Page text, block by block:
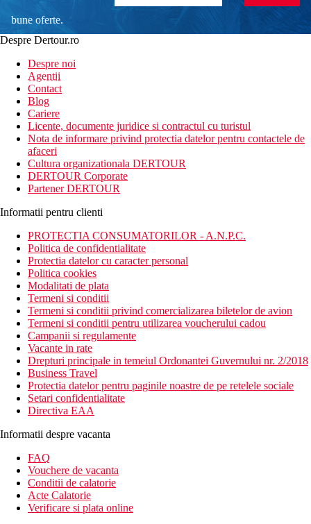
bune oferte.
newsletter!
Despre Dertour.ro
Despre noi
Agentii
Contact
Blog
Cariere
Licente, documente juridice si contractul cu turistul
Nota de informare privind protectia datelor pentru contactele de
afaceri
Cultura organizationala DERTOUR
DERTOUR Corporate
Partener DERTOUR
Informatii pentru clienti
PROTECTIA CONSUMATORILOR - A.N.P.C.
Politica de confidentialitate
Protectia datelor cu caracter personal
Politica cookies
Modalitati de plata
Termeni si conditii
Termeni si conditii privind comercializarea biletelor de avion
Termeni si conditii pentru utilizarea voucherului cadou
Campanii si regulamente
Vacante in rate
Drepturi principale in temeiul Ordonantei Guvernului nr. 2/2018
Business Travel
Protectia datelor pentru paginile noastre de pe retelele sociale
Setari confidentialitate
Directiva EAA
Informatii despre vacanta
FAQ
Vouchere de vacanta
Conditii de calatorie
Acte Calatorie
Verificare si plata online